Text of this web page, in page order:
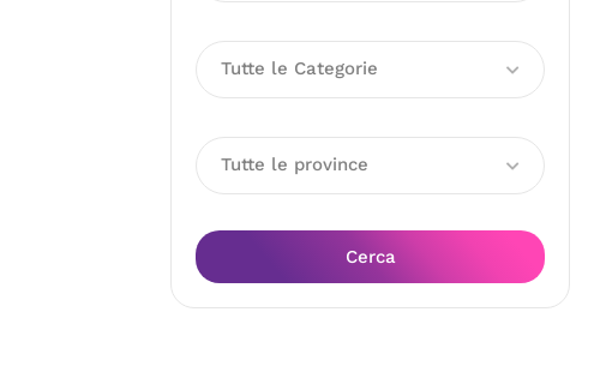
Tutte le Categorie
Tutte le province
Cerca